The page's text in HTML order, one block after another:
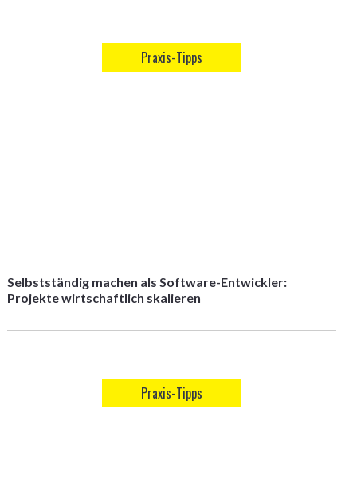
Praxis-Tipps
Selbstständig machen als Software-Entwickler:
Projekte wirtschaftlich skalieren
Praxis-Tipps